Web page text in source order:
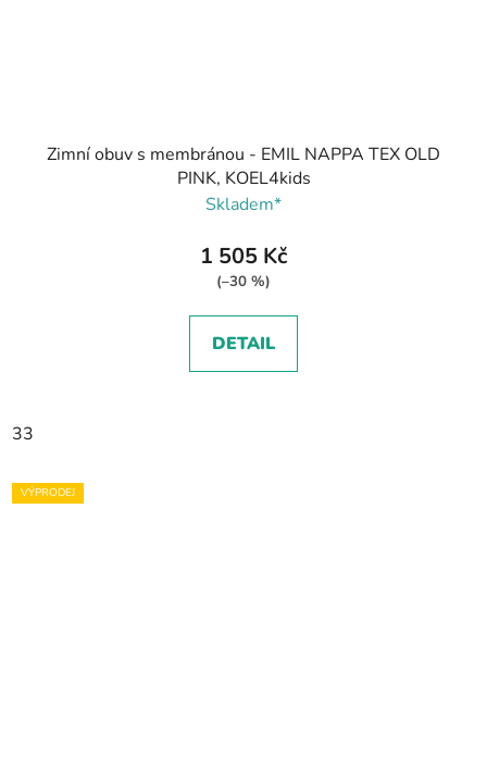
Zimní obuv s membránou - EMIL NAPPA TEX OLD
PINK, KOEL4kids
Skladem*
1 505 Kč
(–30 %)
DETAIL
33
VÝPRODEJ